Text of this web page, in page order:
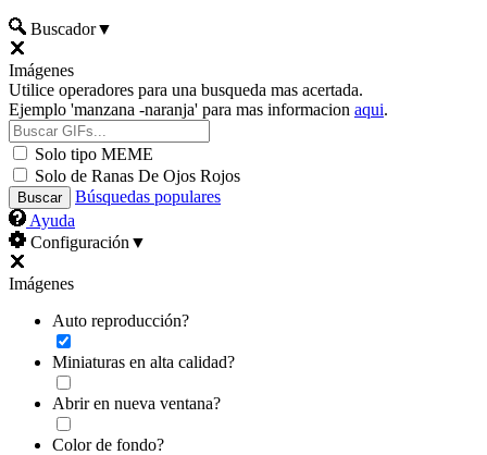
Buscador▼
Imágenes
Utilice operadores para una busqueda mas acertada.
Ejemplo 'manzana -naranja' para mas informacion aqui.
Solo tipo MEME
Solo de Ranas De Ojos Rojos
Búsquedas populares
Ayuda
Configuración ▼
Imágenes
Auto reproducción?
Miniaturas en alta calidad?
Abrir en nueva ventana?
Color de fondo?